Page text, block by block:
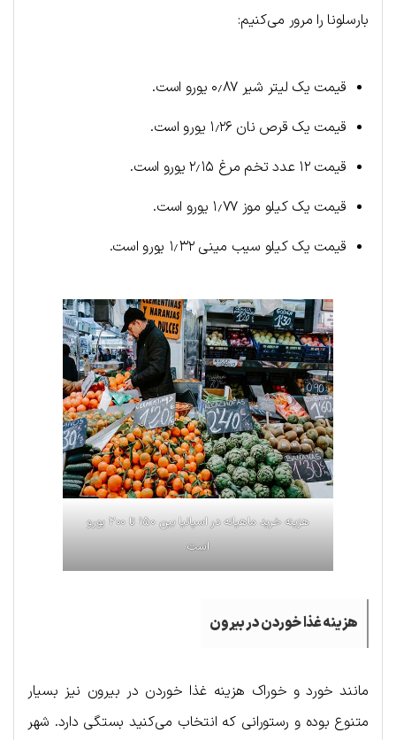
بارسلونا را مرور می‌کنیم:
قیمت یک لیتر شیر ۰٫۸۷ یورو است.
قیمت یک قرص نان ۱٫۲۶ یورو است.
قیمت ۱۲ عدد تخم مرغ ۲٫۱۵ یورو است.
قیمت یک کیلو موز ۱٫۷۷ یورو است.
قیمت یک کیلو سیب مینی ۱٫۳۲ یورو است.
هزینه خرید ماهیانه در اسپانیا بین ۱۵۰ تا ۲۰۰ یورو
است
هزینه غذا خوردن در بیرون
مانند خورد و خوراک هزینه غذا خوردن در بیرون نیز بسیار
متنوع بوده و رستورانی که انتخاب می‌کنید بستگی دارد. شهر